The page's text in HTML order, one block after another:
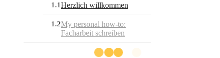
1.1Herzlich willkommen
1.2My personal how-to:
Facharbeit schreiben